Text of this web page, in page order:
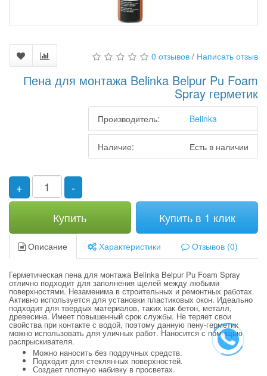
0 отзывов / Написать отзыв
Пена для монтажа Belinka Belpur Pu Foam
Spray герметик
Производитель: Belinka
Наличие: Есть в наличии
+
-
Купить
Купить в 1 клик
Описание Характеристики Отзывов (0)
Герметическая пена для монтажа Belinka Belpur Pu Foam Spray
отлично подходит для заполнения щелей между любыми
поверхностями. Незаменима в строительных и ремонтных работах.
Активно используется для установки пластиковых окон. Идеально
подходит для твердых материалов, таких как бетон, металл,
древесина. Имеет повышенный срок службы. Не теряет свои
свойства при контакте с водой, поэтому данную пену-герметик
можно использовать для уличных работ. Наносится с помощью
распрыскивателя.
Можно наносить без подручных средств.
Подходит для стеклянных поверхностей.
Создает плотную набивку в просветах.